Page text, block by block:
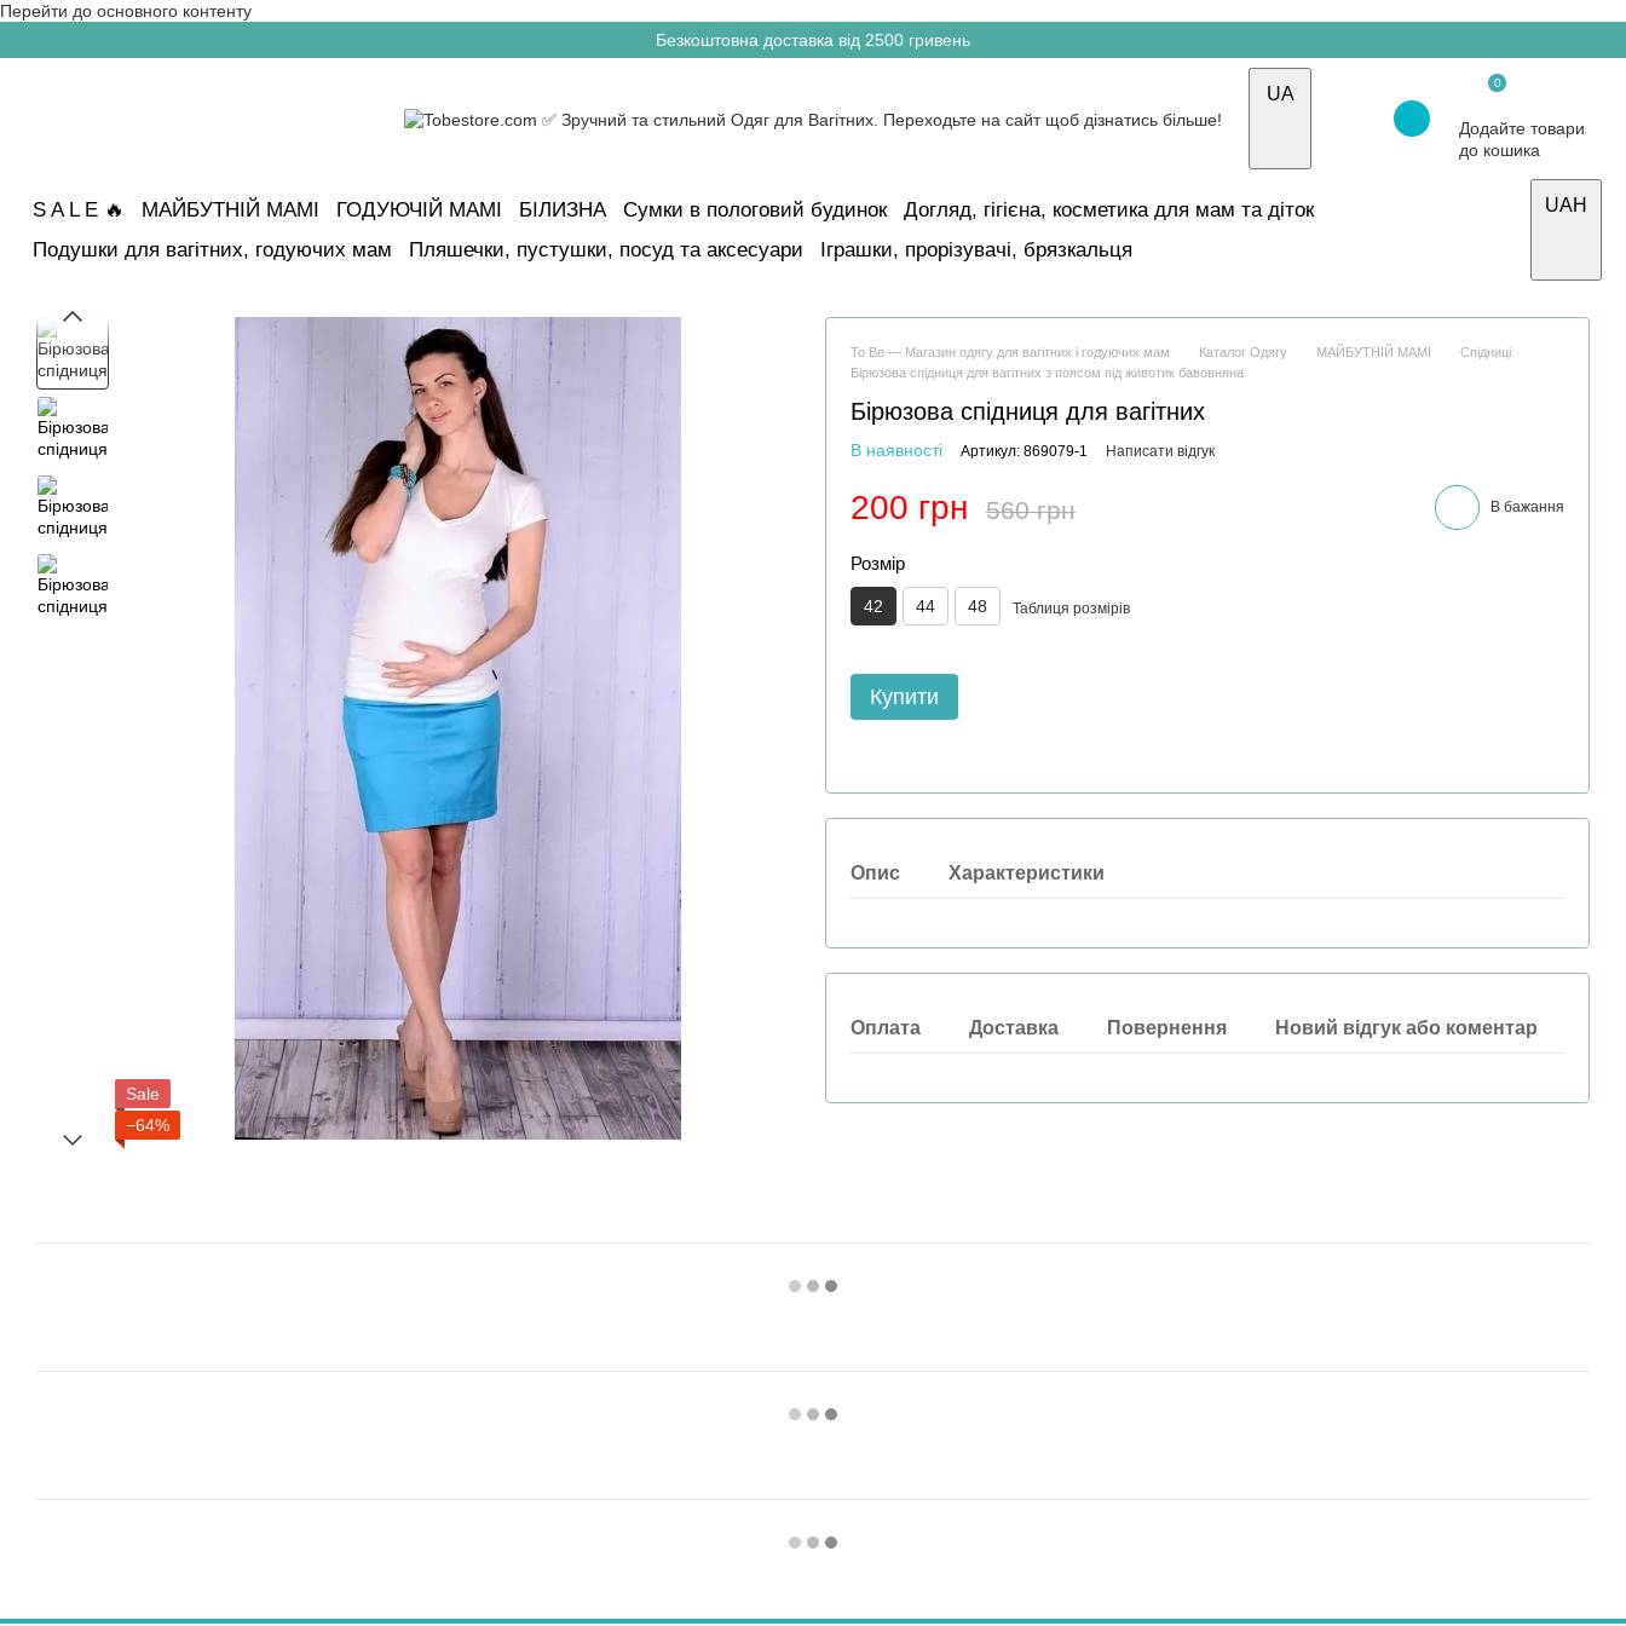
Перейти до основного контенту
Безкоштовна доставка від 2500 гривень
UA
0
Додайте товари
до кошика
S A L E 🔥 МАЙБУТНІЙ МАМІ ГОДУЮЧІЙ МАМІ БІЛИЗНА Сумки в пологовий будинок
Догляд, гігієна, косметика для мам та діток
Подушки для вагітних, годуючих мам
Пляшечки, пустушки, посуд та аксесуари Іграшки, прорізувачі, брязкальця
UAH
Sale
−64%
To Be — Магазин одягу для вагітних і годуючих мам Каталог Одягу МАЙБУТНІЙ МАМІ
Спідниці
Бірюзова спідниця для вагітних з поясом під животик бавовняна
Бірюзова спідниця для вагітних
В наявності Артикул: 869079-1 Написати відгук
200 грн 560 грн В бажання
Розмір
42 44 48 Таблиця розмірів
Купити
Опис Характеристики
Оплата Доставка Повернення Новий відгук або коментар